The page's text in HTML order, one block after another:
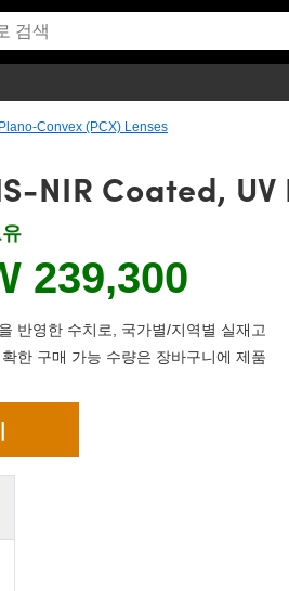
Convex (PCX) Lenses
NIR Coated,
buttons to adjust the quantity.
239,300
반영한 수치로, 국가별/지역별 실재고
한 구매 가능 수량은 장바구니에 제품